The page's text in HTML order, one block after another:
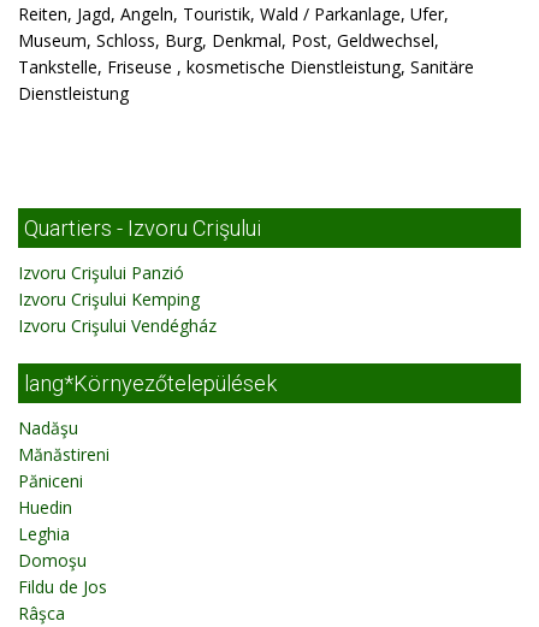
Reiten, Jagd, Angeln, Touristik, Wald / Parkanlage, Ufer,
Museum, Schloss, Burg, Denkmal, Post, Geldwechsel,
Tankstelle, Friseuse , kosmetische Dienstleistung, Sanitäre
Dienstleistung
Quartiers - Izvoru Crişului
Izvoru Crişului Panzió
Izvoru Crişului Kemping
Izvoru Crişului Vendégház
lang*Környezőtelepülések
Nadăşu
Mănăstireni
Păniceni
Huedin
Leghia
Domoşu
Fildu de Jos
Râşca